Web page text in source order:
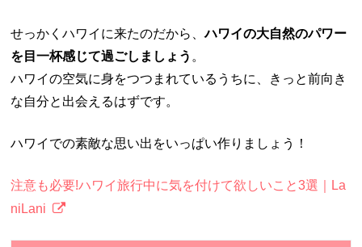
せっかくハワイに来たのだから、ハワイの大自然のパワー
を目一杯感じて過ごしましょう 。
ハワイの空気に身をつつまれているうちに、きっと前向き
な自分と出会えるはずです。
ハワイでの素敵な思い出をいっぱい作りましょう！
注意も必要!ハワイ旅行中に気を付けて欲しいこと3選｜La
niLani